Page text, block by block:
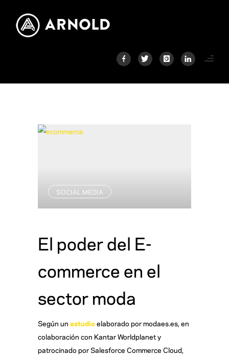
SOCIAL MEDIA
El poder del E-
commerce en el
sector moda
Según un estudioelaborado por modaes.es, en
colaboración con Kantar Worldplanet y
patrocinado por Salesforce Commerce Cloud,